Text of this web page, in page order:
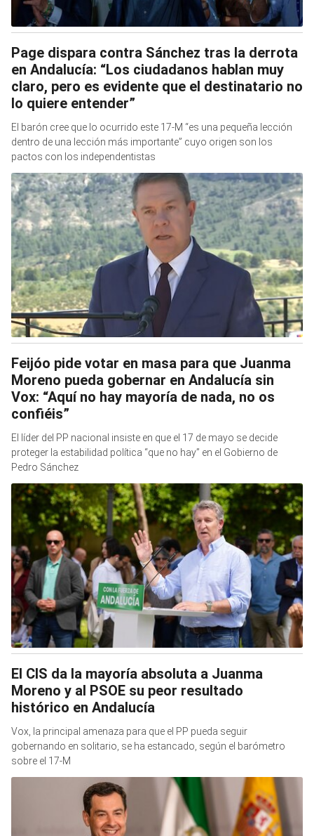
Page dispara contra Sánchez tras la derrota
en Andalucía: “Los ciudadanos hablan muy
claro, pero es evidente que el destinatario no
lo quiere entender”
El barón cree que lo ocurrido este 17-M “es una pequeña lección
dentro de una lección más importante” cuyo origen son los
pactos con los independentistas
Feijóo pide votar en masa para que Juanma
Moreno pueda gobernar en Andalucía sin
Vox: “Aquí no hay mayoría de nada, no os
confiéis”
El líder del PP nacional insiste en que el 17 de mayo se decide
proteger la estabilidad política “que no hay” en el Gobierno de
Pedro Sánchez
El CIS da la mayoría absoluta a Juanma
Moreno y al PSOE su peor resultado
histórico en Andalucía
Vox, la principal amenaza para que el PP pueda seguir
gobernando en solitario, se ha estancado, según el barómetro
sobre el 17-M